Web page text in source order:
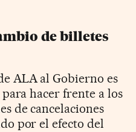
de billetes
ALA al Gobierno es
hacer frente a los
de cancelaciones
por el efecto del